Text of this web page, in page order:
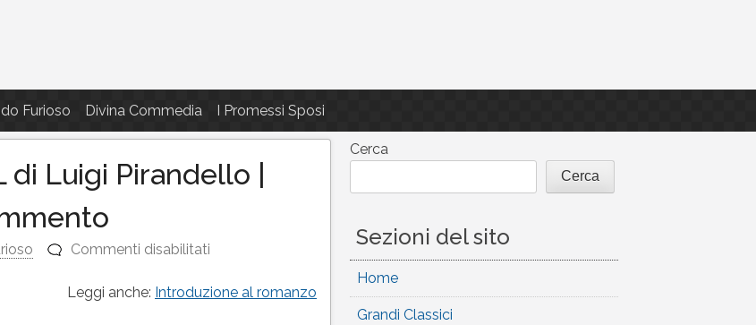
Furioso Divina Commedia I Promessi Sposi
di Luigi Pirandello |
Commenti disabilitatisu
FU
Leggi anche: Introduzione al romanzo
Cerca
Cerca
Sezioni del sito
Home
Grandi Classici